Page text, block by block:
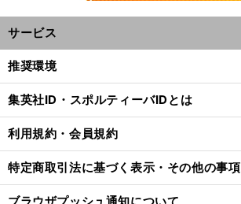
サービス
推奨環境
集英社ID・スポルティーバIDとは
利用規約・会員規約
特定商取引法に基づく表示・その他の事項